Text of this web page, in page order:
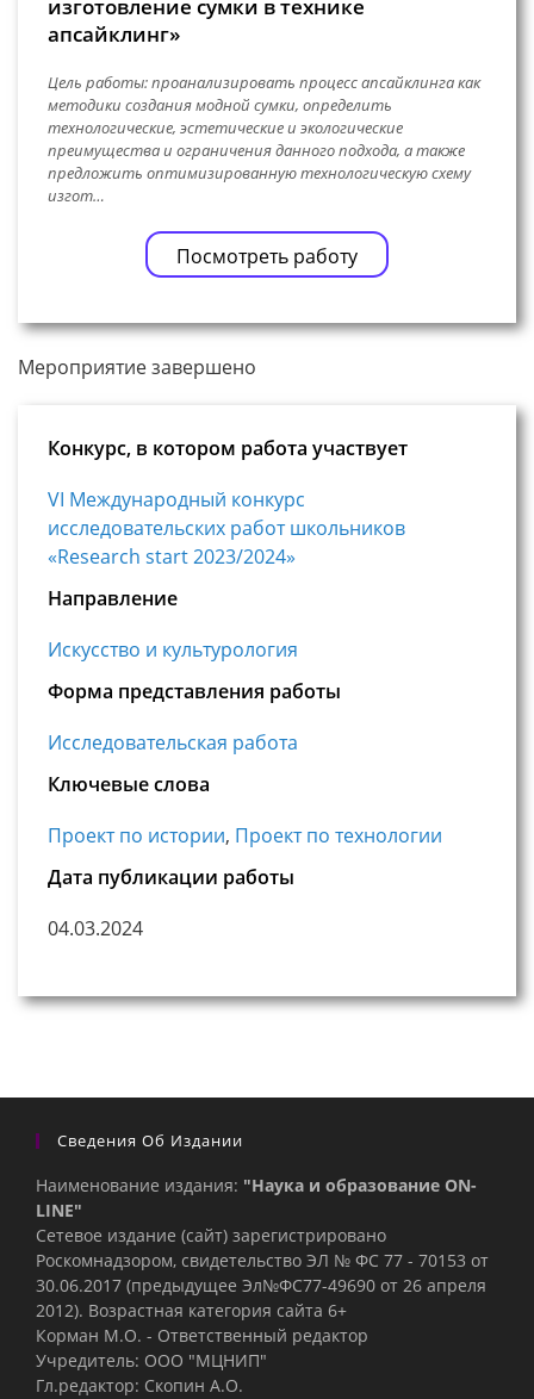
изготовление сумки в технике
апсайклинг»
Цель работы: проанализировать процесс апсайклинга как
методики создания модной сумки, определить
технологические, эстетические и экологические
преимущества и ограничения данного подхода, а также
предложить оптимизированную технологическую схему
изгот…
Посмотреть работу
Мероприятие завершено
Конкурс, в котором работа участвует
VI Международный конкурс
исследовательских работ школьников
«Research start 2023/2024»
Направление
Искусство и культурология
Форма представления работы
Исследовательская работа
Ключевые слова
Проект по истории, Проект по технологии
Дата публикации работы
04.03.2024
Сведения Об Издании
Наименование издания: "Наука и образование ON-
LINE"
Сетевое издание (сайт) зарегистрировано
Роскомнадзором, свидетельство ЭЛ № ФС 77 - 70153 от
30.06.2017 (предыдущее Эл№ФC77-49690 от 26 апреля
2012). Возрастная категория сайта 6+
Корман М.О. - Ответственный редактор
Учредитель: ООО "МЦНИП"
Гл.редактор: Скопин А.О.